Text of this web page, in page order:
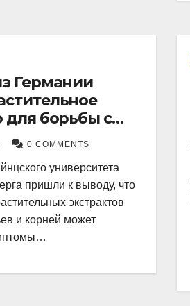
Германии
для борьбы с
0 COMMENTS
университета
пришли к выводу, что
экстрактов
и корней может